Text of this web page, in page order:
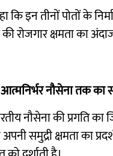
कि इन तीनों पोतों के
रोजगार क्षमता का
आत्मनिर्भर नौसेना तक
नौसेना की प्रगति
समुद्री क्षमता का